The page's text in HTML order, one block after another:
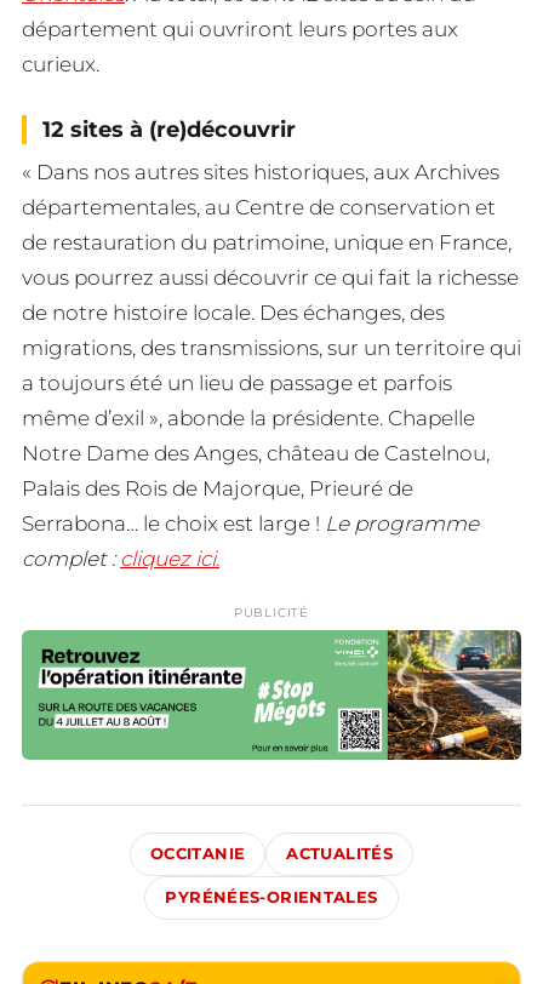
département qui ouvriront leurs portes aux
curieux.
12 sites à (re)découvrir
« Dans nos autres sites historiques, aux Archives
départementales, au Centre de conservation et
de restauration du patrimoine, unique en France,
vous pourrez aussi découvrir ce qui fait la richesse
de notre histoire locale. Des échanges, des
migrations, des transmissions, sur un territoire qui
a toujours été un lieu de passage et parfois
même d’exil », abonde la présidente. Chapelle
Notre Dame des Anges, château de Castelnou,
Palais des Rois de Majorque, Prieuré de
Serrabona… le choix est large ! Le programme
complet :cliquez ici.
PUBLICITÉ
OCCITANIE ACTUALITÉS
PYRÉNÉES-ORIENTALES